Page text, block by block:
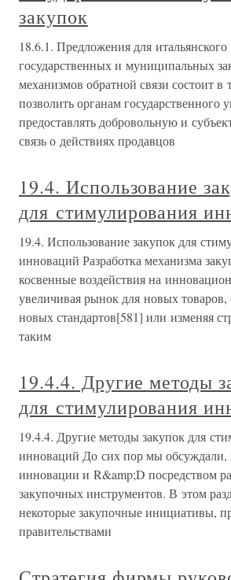
закупок
18.6.1. Предложения для
государственных и муниципальных
механизмов обратной связи состоит в
позволить органам государственного
предоставлять добровольную и
связь о действиях продавцов
19.4. Использование
для стимулирования
19.4. Использование закупок для
инноваций Разработка механизма
косвенные воздействия на
увеличивая рынок для новых товаров,
новых стандартов[581] или изменяя
таким
19.4.4. Другие методы
для стимулирования
19.4.4. Другие методы закупок для
инноваций До сих пор мы обсуждали,
инновации и R&amp;D посредством
закупочных инструментов. В этом
некоторые закупочные инициативы,
правительствами